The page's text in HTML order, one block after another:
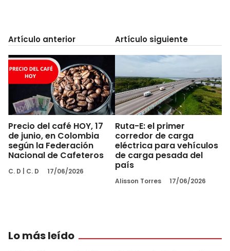
Artículo anterior
Precio del café HOY, 17
de junio, en Colombia
según la Federación
Nacional de Cafeteros
C. D C. D 17/06/2026
Artículo siguiente
Ruta-E: el primer
corredor de carga
eléctrica para vehículos
de carga pesada del
país
Alisson Torres 17/06/2026
Lo más leído